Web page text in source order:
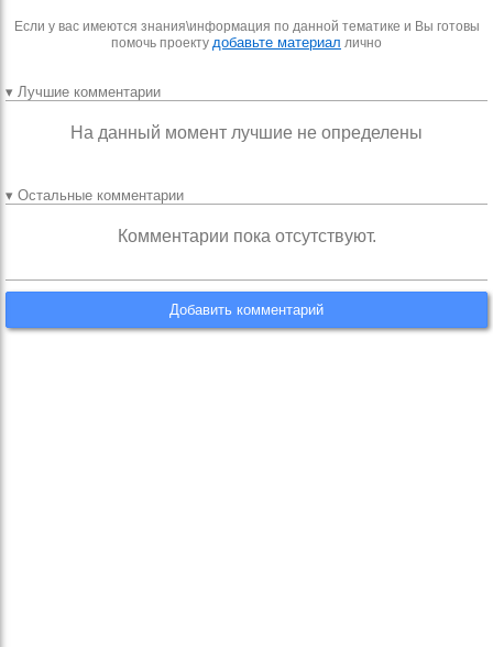
Если у вас имеются знания\информация по данной тематике и Вы готовы
помочь проекту добавьте материал лично
▾ Лучшие комментарии
На данный момент лучшие не определены
▾ Остальные комментарии
Комментарии пока отсутствуют.
Добавить комментарий